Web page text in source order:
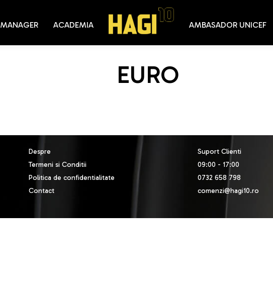
MANAGER ACADEMIA AMBASADOR UNICEF
EURO
Despre
Termeni si Conditii
Politica de confidentialitate
Contact
Suport Clienti
09:00 - 17:00
0732 658 798
comenzi@hagi10.ro